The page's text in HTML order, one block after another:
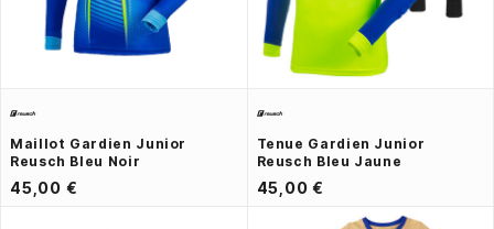
Maillot Gardien Junior
Reusch Bleu Noir
45,00 €
Tenue Gardien Junior
Reusch Bleu Jaune
45,00 €